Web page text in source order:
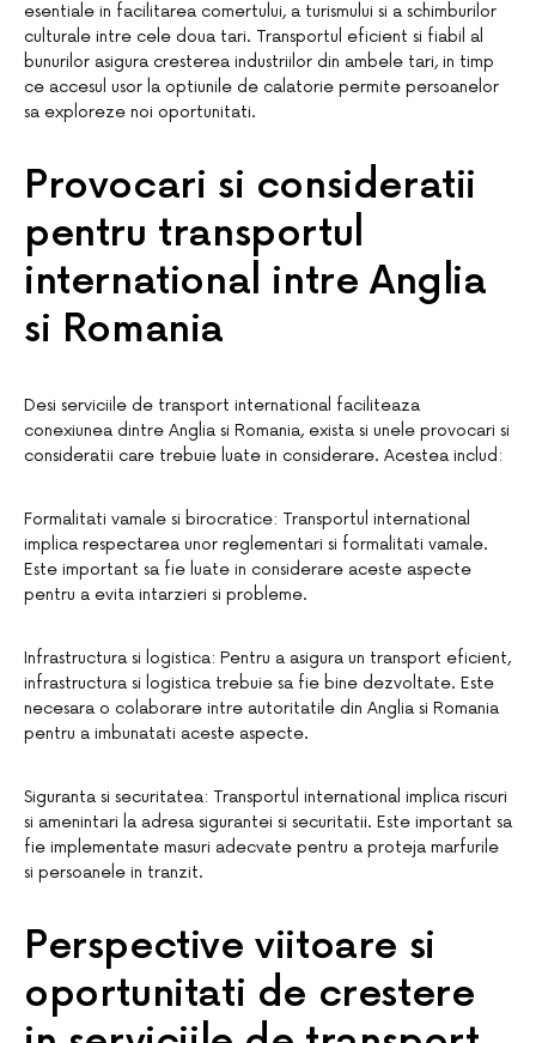
esentiale in facilitarea comertului, a turismului si a schimburilor
culturale intre cele doua tari. Transportul eficient si fiabil al
bunurilor asigura cresterea industriilor din ambele tari, in timp
ce accesul usor la optiunile de calatorie permite persoanelor
sa exploreze noi oportunitati.
Provocari si consideratii
pentru transportul
international intre Anglia
si Romania
Desi serviciile de transport international faciliteaza
conexiunea dintre Anglia si Romania, exista si unele provocari si
consideratii care trebuie luate in considerare. Acestea includ:
Formalitati vamale si birocratice: Transportul international
implica respectarea unor reglementari si formalitati vamale.
Este important sa fie luate in considerare aceste aspecte
pentru a evita intarzieri si probleme.
Infrastructura si logistica: Pentru a asigura un transport eficient,
infrastructura si logistica trebuie sa fie bine dezvoltate. Este
necesara o colaborare intre autoritatile din Anglia si Romania
pentru a imbunatati aceste aspecte.
Siguranta si securitatea: Transportul international implica riscuri
si amenintari la adresa sigurantei si securitatii. Este important sa
fie implementate masuri adecvate pentru a proteja marfurile
si persoanele in tranzit.
Perspective viitoare si
oportunitati de crestere